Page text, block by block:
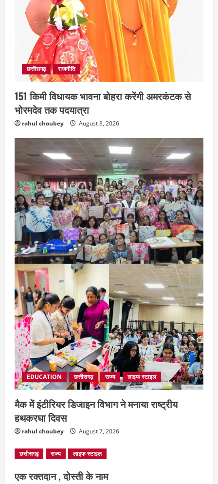
छत्तीसगढ़ राजनीति
151 किमी विधायक भावना बोहरा करेंगी अमरकंटक से
भोरमदेव तक पदयात्रा
rahul choubey August 8, 2026
EDUCATION छत्तीसगढ़ राज्य लाइफ स्टाइल
मैक में इंटीरियर डिजाइन विभाग ने मनाया राष्ट्रीय
हथकरघा दिवस
rahul choubey August 7, 2026
छत्तीसगढ़ राज्य लाइफ स्टाइल
एक रक्तदान , दोस्ती के नाम